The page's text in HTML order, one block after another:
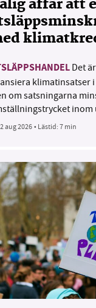
affär att
Det
klimatinsatser
om satsningarna
inom
aug 2026• Lästid:7 min